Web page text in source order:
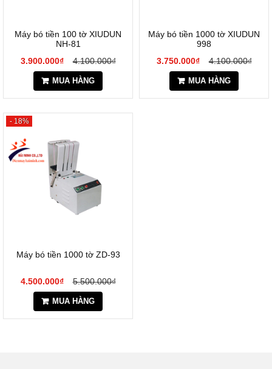
Máy bó tiền 100 tờ XIUDUN
NH-81
3.900.000₫
4.100.000₫
MUA HÀNG
Máy bó tiền 1000 tờ XIUDUN
998
3.750.000₫
4.100.000₫
MUA HÀNG
- 18%
Máy bó tiền 1000 tờ ZD-93
4.500.000₫ 5.500.000₫
MUA HÀNG